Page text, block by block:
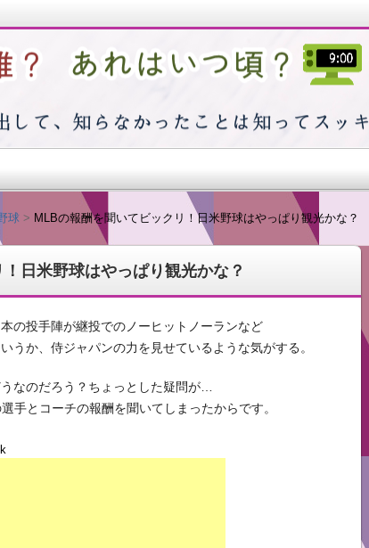
日米野球はやっぱり観光かな？
の投手陣が継投でのノーヒットノーランなど
うか、侍ジャパンの力を見せているような気がする。
なのだろう？ちょっとした疑問が…
手とコーチの報酬を聞いてしまったからです。
球 MLBの報酬を聞いてビックリ！日米野球はやっぱり観光かな？
頃？
うと思えば思うほど浮かばない…そんな私の日常で感じた